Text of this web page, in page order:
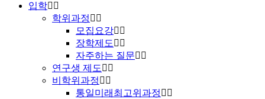
입학
학위과정
모집요강
장학제도
자주하는 질문
연구생 제도
비학위과정
통일미래최고위과정